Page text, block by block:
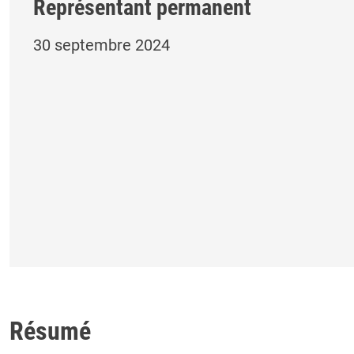
Représentant permanent
30 septembre 2024
Résumé